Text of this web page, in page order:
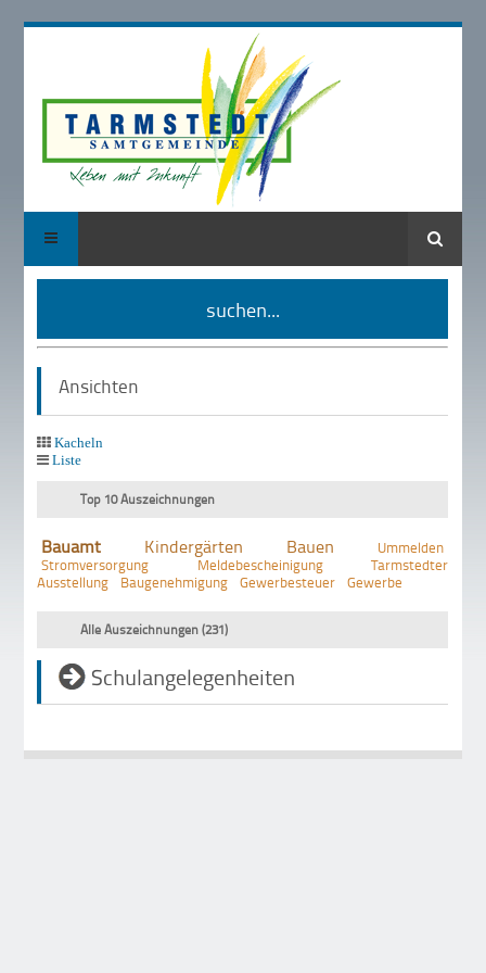
Suche
suchen...
Ansichten
Kacheln
Liste
Top 10 Auszeichnungen
Bauamt Kindergärten Bauen
Ummelden
Stromversorgung
Meldebescheinigung
Tarmstedter
Ausstellung
Baugenehmigung Gewerbesteuer Gewerbe
Alle Auszeichnungen (231)
Schulangelegenheiten